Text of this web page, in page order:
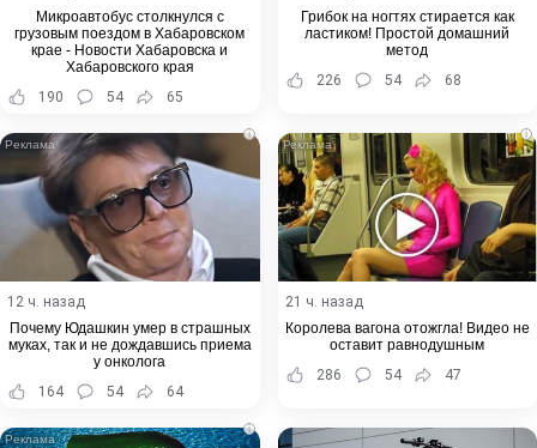
Микроавтобус столкнулся с
грузовым поездом в Хабаровском
крае - Новости Хабаровска и
Хабаровского края
190
54 65
Грибок на ногтях стирается как
ластиком! Простой домашний
метод
226
54 68
i
12 ч. назад
Почему Юдашкин умер в страшных
муках, так и не дождавшись приема
у онколога
164
54 64
i
21 ч. назад
Королева вагона отожгла! Видео не
оставит равнодушным
286
54 47
i